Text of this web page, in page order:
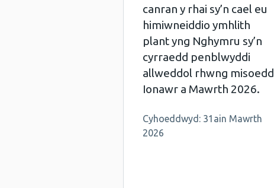
canran y rhai sy’n cael eu
himiwneiddio ymhlith
plant yng Nghymru sy’n
cyrraedd penblwyddi
allweddol rhwng misoedd
Ionawr a Mawrth 2026.
Cyhoeddwyd: 31ain Mawrth
2026